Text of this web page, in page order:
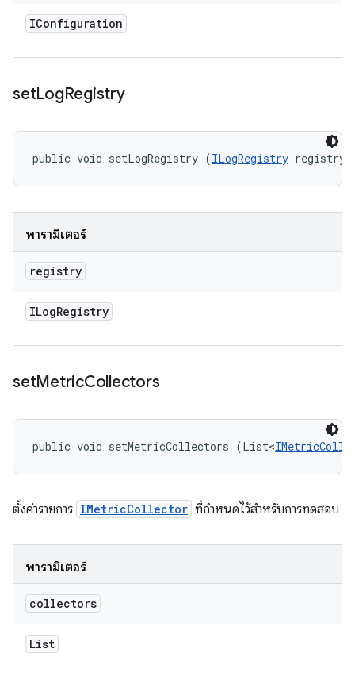
IConfiguration
setLogRegistry
public void setLogRegistry (ILogRegistry registry)
พารามิเตอร์
registry
ILogRegistry
setMetricCollectors
public void setMetricCollectors (List<
ตั้งค่ารายการ IMetricCollector ที่กำหนดไว้สำหรับการทดสอบ
พารามิเตอร์
collectors
List